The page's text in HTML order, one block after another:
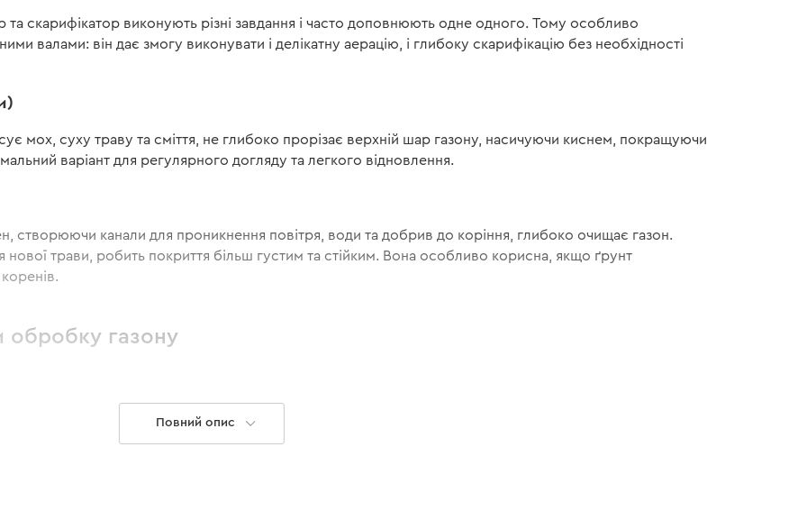
скарифікатор виконують різні завдання і часто доповнюють одне одного. Тому особливо
валами: він дає змогу виконувати і делікатну аерацію, і глибоку скарифікацію без необхідності
мох, суху траву та сміття, не глибоко прорізає верхній шар газону, насичуючи киснем, покращуючи
варіант для регулярного догляду та легкого відновлення.
створюючи канали для проникнення повітря, води та добрив до коріння, глибоко очищає газон.
нової трави, робить покриття більш густим та стійким. Вона особливо корисна, якщо ґрунт
обробку газону
провести скарифікацію, щоб видалити шар соломи, що накопичився за зиму, і запустити зростання
Повний опис